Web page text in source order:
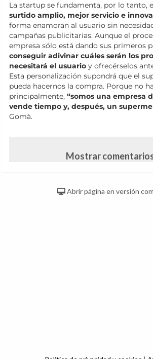
La startup se fundamenta, por lo tanto,
surtido amplio, mejor servicio e
forma enamoran al usuario sin
campañas publicitarias. Aunque el
empresa sólo está dando sus primeros
conseguir adivinar cuáles serán los
necesitará el usuario y ofrecérselos
Esta personalización supondrá que el
pueda hacernos la compra. Porque no
principalmente, “somos una empresa
vende tiempo y, después, un
Gomà.
Mostrar
Abrir página en versión